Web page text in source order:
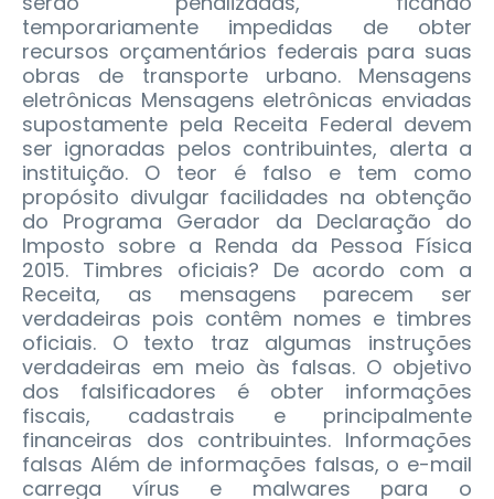
temporariamente impedidas de obter
recursos orçamentários federais para suas
obras de transporte urbano. Mensagens
eletrônicas Mensagens eletrônicas enviadas
supostamente pela Receita Federal devem
ser ignoradas pelos contribuintes, alerta a
instituição. O teor é falso e tem como
propósito divulgar facilidades na obtenção
do Programa Gerador da Declaração do
Imposto sobre a Renda da Pessoa Física
2015. Timbres oficiais? De acordo com a
Receita, as mensagens parecem ser
verdadeiras pois contêm nomes e timbres
oficiais. O texto traz algumas instruções
verdadeiras em meio às falsas. O objetivo
dos falsificadores é obter informações
fiscais, cadastrais e principalmente
financeiras dos contribuintes. Informações
falsas Além de informações falsas, o e-mail
carrega vírus e malwares para o